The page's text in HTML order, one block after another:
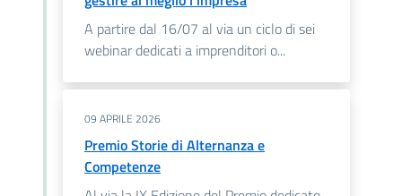
A partire dal 16/07 al via un ciclo di sei
webinar dedicati a imprenditori o...
09 APRILE 2026
Premio Storie di Alternanza e
Competenze